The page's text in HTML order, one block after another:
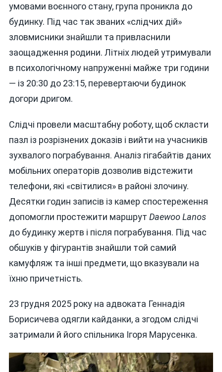
умовами воєнного стану, група проникла до
будинку. Під час так званих «слідчих дій»
зловмисники знайшли та привласнили
заощадження родини. Літніх людей утримували
в психологічному напруженні майже три години
— із 20:30 до 23:15, перевертаючи будинок
догори дригом.
Слідчі провели масштабну роботу, щоб скласти
пазл із розрізнених доказів і вийти на учасників
зухвалого пограбування. Аналіз гігабайтів даних
мобільних операторів дозволив відстежити
телефони, які «світилися» в районі злочину.
Десятки годин записів із камер спостереження
допомогли простежити маршрут Daewoo Lanos
до будинку жертв і після пограбування. Під час
обшуків у фігурантів знайшли той самий
камуфляж та інші предмети, що вказували на
їхню причетність.
23 грудня 2025 року на адвоката Геннадія
Борисичева одягли кайданки, а згодом слідчі
затримали й його спільника Ігоря Марусенка.